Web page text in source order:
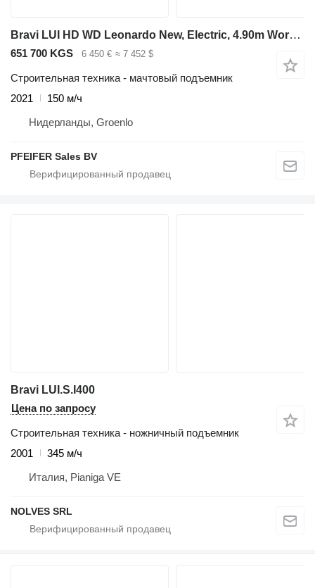
Bravi LUI HD WD Leonardo New, Electric, 4.90m Working He
651 700 KGS 6 450 € ≈ 7 452 $
Строительная техника - мачтовый подъемник
2021
150 м/ч
Нидерланды, Groenlo
PFEIFER Sales BV
Bravi LUI.S.I400
Цена по запросу
Строительная техника - ножничный подъемник
2001
345 м/ч
Италия, Pianiga VE
NOLVES SRL